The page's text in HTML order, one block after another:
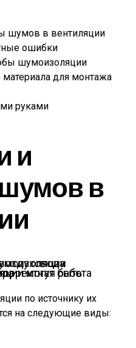
шумов в вентиляции
ошибки
шумоизоляции
для монтажа
руками
и
в
вентилятора
по источнику их
на следующие виды: